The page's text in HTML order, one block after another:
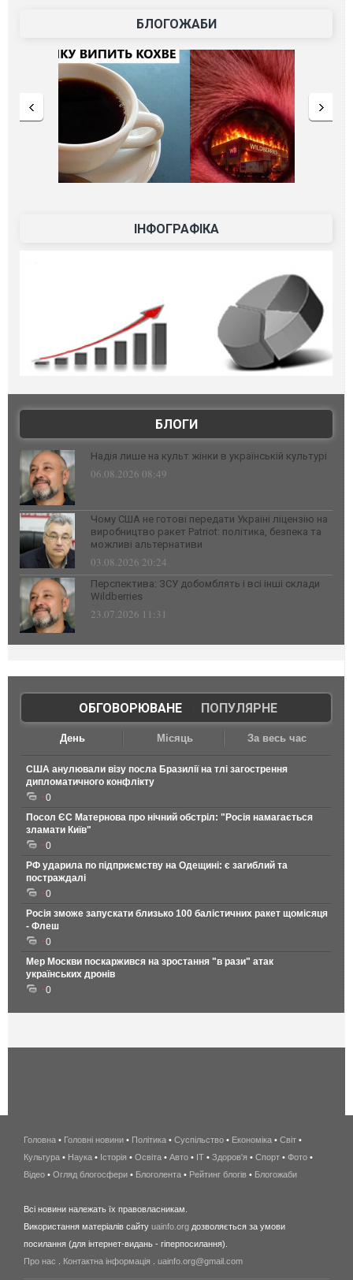
БЛОГОЖАБИ
ІНФОГРАФІКА
БЛОГИ
Надія лише на культ жінки в українській культурі
06.08.2026 08:49
Чому США не готові передати Україні ліцензію на
виробництво ракет Patriot: політика, безпека та
можливі альтернативи
03.08.2026 20:24
Перспектива: ЗСУ добомблять і всі інші склади
Wildberries
23.07.2026 11:31
ОБГОВОРЮВАНЕ| ПОПУЛЯРНЕ
День Місяць За весь час
США анулювали візу посла Бразилії на тлі загострення
дипломатичного конфлікту
0
Посол ЄС Матернова про нічний обстріл: "Росія намагається
зламати Київ"
0
РФ ударила по підприємству на Одещині: є загиблий та
постраждалі
0
Росія зможе запускати близько 100 балістичних ракет щомісяця
- Флеш
0
Мер Москви поскаржився на зростання "в рази" атак
українських дронів
0
беспроводной
интернет
киев
wimax
в
Головна • Головні новини • Політика • Суспільство • Економіка • Світ •
Культура • Наука • Історія • Освіта • Авто • IT • Здоров'я • Спорт • Фото •
Відео • Огляд блогосфери • Блоголента • Рейтинг блогів • Блогожаби
Всі новини належать їх правовласникам.
Використання матеріалів сайту uainfo.org дозволяється за умови
посилання (для інтернет-видань - гіперпосилання).
Про нас
Контактна інформація uainfo.org@gmail.com